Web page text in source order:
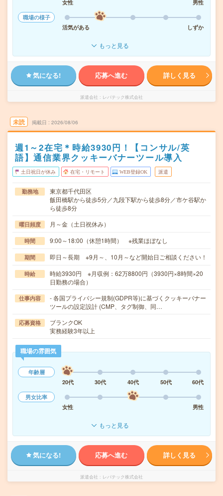
女性
男性
職場の様子
活気がある
しずか
もっと見る
気になる! 応募へ進む 詳しく見る
派遣会社 レバテック株式会社
未読 掲載日 2026/08/06
週1～2在宅＊時給3930円！【コンサル/英
語】通信業界クッキーバナーツール導入
土日祝日が休み 在宅・リモート WEB登録OK 派遣
勤務地
東京都千代田区
飯田橋駅から徒歩5分／九段下駅から徒歩8分／市ケ谷駅か
ら徒歩8分
曜日頻度 月～金（土日祝休み）
時間 9:00～18:00（休憩1時間） ※残業ほぼなし
期間 即日～長期 ※9月～、10月～など開始日ご相談ください！
時給
時給3930円 ※月収例：62万8800円（3930円×8時間×20
日勤務の場合）
仕事内容
- 各国プライバシー規制(GDPR等)に基づくクッキーバナー
ツールの設定設計 (CMP、タグ制御、同…
応募資格
ブランクOK
実務経験3年以上
職場の雰囲気
年齢層
20代
30代 40代 50代
60代
男女比率
女性
男性
もっと見る
気になる! 応募へ進む 詳しく見る
派遣会社 レバテック株式会社